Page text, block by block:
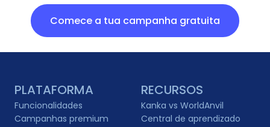
Comece a tua campanha gratuita
PLATAFORMA
Funcionalidades
Campanhas premium
RECURSOS
Kanka vs WorldAnvil
Central de aprendizado